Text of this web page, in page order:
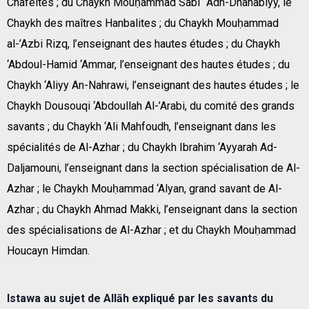
Chaykh des maîtres Hanbalites ; du Chaykh Mouḥammad
al-’Azbi Rizq, l’enseignant des hautes études ; du Chaykh
‘Abdoul-Hamid ‘Ammar, l’enseignant des hautes études ; du
Chaykh ‘Aliyy An-Nahrawi, l’enseignant des hautes études ; le
Chaykh Dousouqi ‘Abdoullah Al-’Arabi, du comité des grands
savants ; du Chaykh ‘Ali Mahfoudh, l’enseignant dans les
spécialités de Al-Azhar ; du Chaykh Ibrahim ‘Ayyarah Ad-
Daljamouni, l’enseignant dans la section spécialisation de Al-
Azhar ; le Chaykh Mouḥammad ‘Alyan, grand savant de Al-
Azhar ; du Chaykh Ahmad Makki, l’enseignant dans la section
des spécialisations de Al-Azhar ; et du Chaykh Mouḥammad
Houcayn Himdan.
Istawa au sujet de Allāh expliqué par les savants du